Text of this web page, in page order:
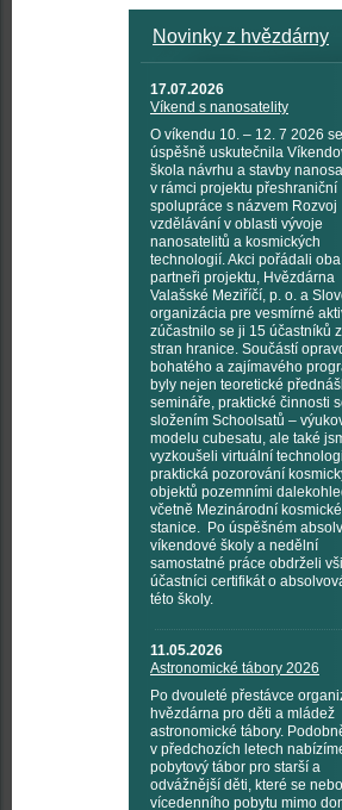
Novinky z hvězdárny
17.07.2026
Víkend s nanosatelity
O víkendu 10. – 12. 7 2026 se
úspěšně uskutečnila
škola návrhu a stavby
v rámci projektu přeshraniční
spolupráce s názvem Rozvoj
vzdělávání v oblasti vývoje
nanosatelitů a kosmických
technologií. Akci pořádali oba
partneři projektu, Hvězdárna
Valašské Meziříčí, p. o. a
organizácia pre vesmírné
zúčastnilo se ji 15 účastníků
stran hranice. Součástí
bohatého a zajímavého
byly nejen teoretické
semináře, praktické činnosti
složením Schoolsatů –
modelu cubesatu, ale také
vyzkoušeli virtuální
praktická pozorování
objektů pozemními
včetně Mezinárodní kosmické
stanice. Po úspěšném
víkendové školy a nedělní
samostatné práce obdrželi
účastníci certifikát o
této školy.
11.05.2026
Astronomické tábory 2026
Po dvouleté přestávce
hvězdárna pro děti a mládež
astronomické tábory.
v předchozích letech
pobytový tábor pro starší a
odvážnější děti, které se
vícedenního pobytu mimo